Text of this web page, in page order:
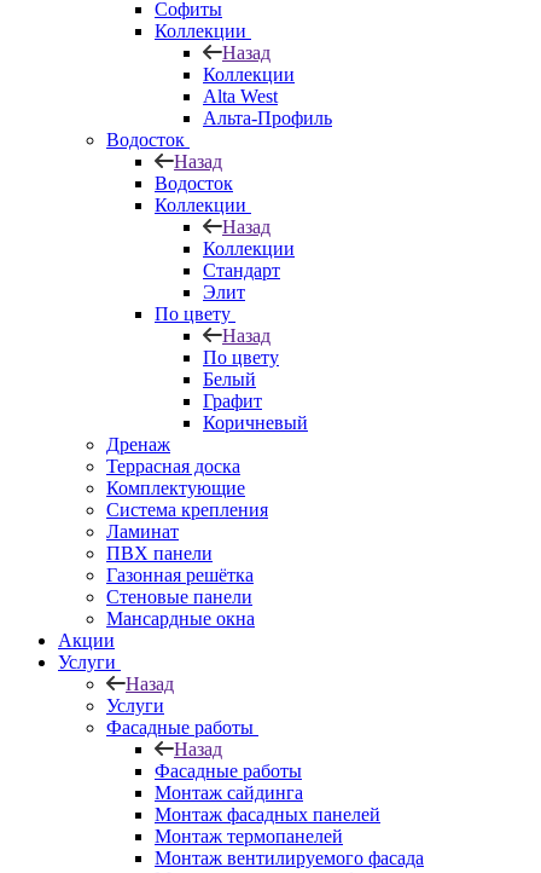
Софиты
Коллекции
Назад
Коллекции
Alta West
Альта-Профиль
Водосток
Назад
Водосток
Коллекции
Назад
Коллекции
Стандарт
Элит
По цвету
Назад
По цвету
Белый
Графит
Коричневый
Дренаж
Террасная доска
Комплектующие
Система крепления
Ламинат
ПВХ панели
Газонная решётка
Стеновые панели
Мансардные окна
Акции
Услуги
Назад
Услуги
Фасадные работы
Назад
Фасадные работы
Монтаж сайдинга
Монтаж фасадных панелей
Монтаж термопанелей
Монтаж вентилируемого фасада